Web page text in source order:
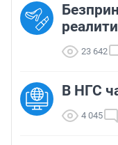
23 642
В НГС
4 045